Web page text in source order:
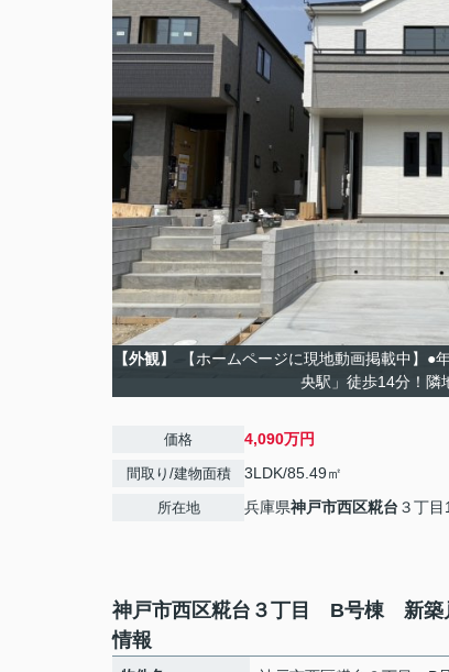
【外観】
【ホームページに現地動画掲載中】●
央駅」徒歩14分！隣
価格 4,090万円
間取り/建物面積 3LDK/85.49㎡
所在地 兵庫県神戸市西区糀台 ３丁
神戸市西区糀台３丁目 B号棟 新築
情報